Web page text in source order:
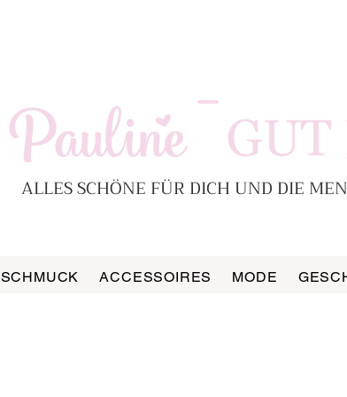
-
ALLES SCHÖNE FÜR DICH UND DIE
SCHMUCK ACCESSOIRES MODE